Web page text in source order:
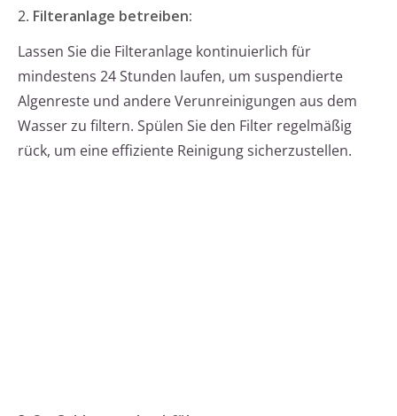
2. Filteranlage betreiben:
Lassen Sie die Filteranlage kontinuierlich für
mindestens 24 Stunden laufen, um suspendierte
Algenreste und andere Verunreinigungen aus dem
Wasser zu filtern. Spülen Sie den Filter regelmäßig
rück, um eine effiziente Reinigung sicherzustellen.